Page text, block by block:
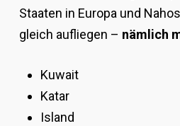
Staaten in Europa und
gleich aufliegen – nämlich
Kuwait
Katar
Island